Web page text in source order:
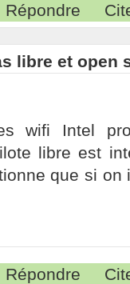
Répondre
libre et open
wifi Intel
libre est
que si on
Répondre